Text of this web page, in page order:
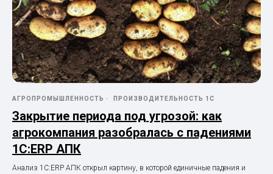
АГРОПРОМЫШЛЕННОСТЬ ПРОИЗВОДИТЕЛЬНОСТЬ 1С
Закрытие периода под угрозой: как
агрокомпания разобралась с падениями
1С:ERP АПК
Анализ 1С:ERP АПК открыл картину, в которой единичные падения и